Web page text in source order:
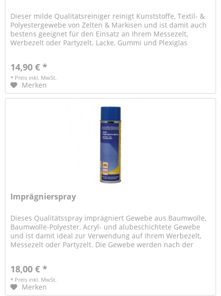
Dieser milde Qualitätsreiniger reinigt Kunststoffe, Textil- &
Polyestergewebe von Zelten & Markisen und ist damit auch
bestens geeignet für den Einsatz an Ihrem Messezelt,
Werbezelt oder Partyzelt. Lacke, Gummi und Plexiglas
14,90 € *
* Preis inkl. MwSt.
Merken
Imprägnierspray
Dieses Qualitätsspray imprägniert Gewebe aus Baumwolle,
Baumwolle-Polyester, Acryl- und alubeschichtete Gewebe
und ist damit ideal zur Verwendung auf Ihrem Werbezelt,
Messezelt oder Partyzelt. Die Gewebe werden nach der
18,00 € *
* Preis inkl. MwSt.
Merken